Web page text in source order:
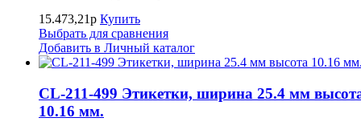
15.473,21р Купить
Выбрать для сравнения
Добавить в Личный каталог
CL-211-499 Этикетки, ширина 25.4 мм
10.16 мм.